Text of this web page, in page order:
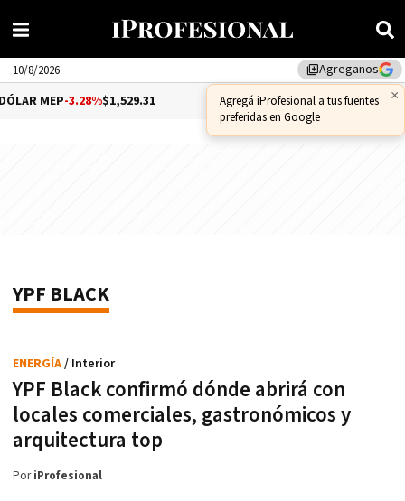
library_addAgreganos
×
Agregá iProfesional a tus fuentes
preferidas en Google
10/8/2026
MEP-3.28%$1,529.31 DÓLAR CCL-1.25%$1,556.14
YPF BLACK
YPF Black confirmó dónde abrirá con
locales comerciales, gastronómicos y
arquitectura top
ENERGÍA/ Interior
PoriProfesional